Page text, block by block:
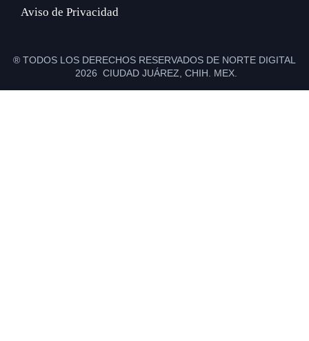
Aviso de Privacidad
® TODOS LOS DERECHOS RESERVADOS DE NORTE DIGITAL
2026 CIUDAD JUÁREZ, CHIH. MEX.